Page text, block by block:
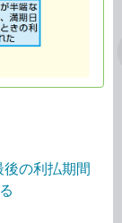
の利払期間